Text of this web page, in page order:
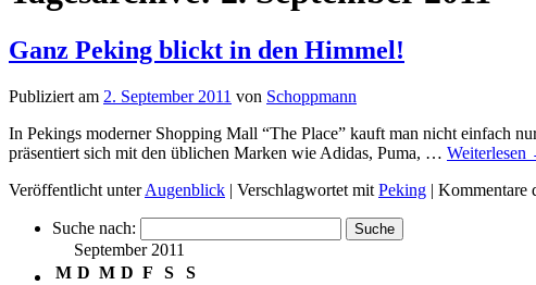
Ganz Peking blickt in den Himmel!
Publiziert am 2. September 2011 von Schoppmann
In Pekings moderner Shopping Mall “The Place” kauft man nicht einfach
präsentiert sich mit den üblichen Marken wie Adidas, Puma, … Weiterlesen
Veröffentlicht unter Augenblick | Verschlagwortet mit Peking | Kommentare
Suche nach:
September 2011
M D M D F S S